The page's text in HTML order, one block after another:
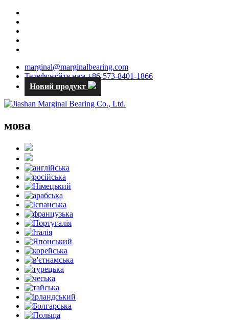
marginal@marginalbearing.com
Телефонуйте нам +86-573-8401-1866
Новий продукт
мова